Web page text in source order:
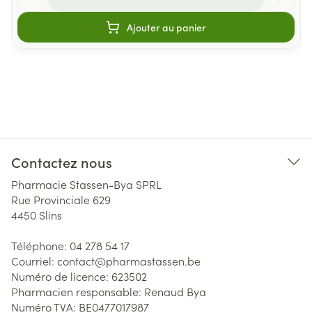
Ajouter au panier
Contactez nous
Pharmacie Stassen-Bya SPRL
Rue Provinciale 629
4450 Slins
Téléphone: 04 278 54 17
Courriel: contact@pharmastassen.be
Numéro de licence: 623502
Pharmacien responsable: Renaud Bya
Numéro TVA: BE0477017987